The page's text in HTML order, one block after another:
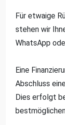
Für etwaige
stehen wir
WhatsApp
Eine
Abschluss
Dies erfolgt